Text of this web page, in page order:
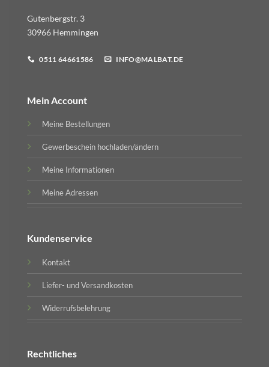
Gutenbergstr. 3
30966 Hemmingen
0511 64661586 INFO@MALBAT.DE
Mein Account
Meine Bestellungen
Gewerbeschein hochladen/ändern
Meine Informationen
Meine Adressen
Kundenservice
Kontakt
Liefer- und Versandkosten
Widerrufsbelehrung
Rechtliches